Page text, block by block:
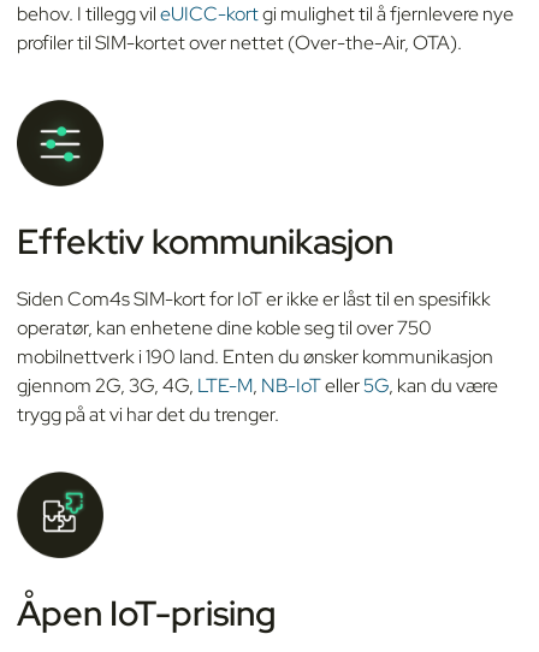
behov. I tillegg vileUICC-kortgi mulighet til å fjernlevere nye
profiler til SIM-kortet over nettet (Over-the-Air, OTA).
Effektiv kommunikasjon
Siden Com4s SIM-kort for IoT er ikke er låst til en spesifikk
operatør, kan enhetene dine koble seg til over 750
mobilnettverk i 190 land. Enten du ønsker kommunikasjon
gjennom 2G, 3G, 4G, LTE-M, NB-IoTeller5G, kan du være
trygg på at vi har det du trenger.
Åpen IoT-prising